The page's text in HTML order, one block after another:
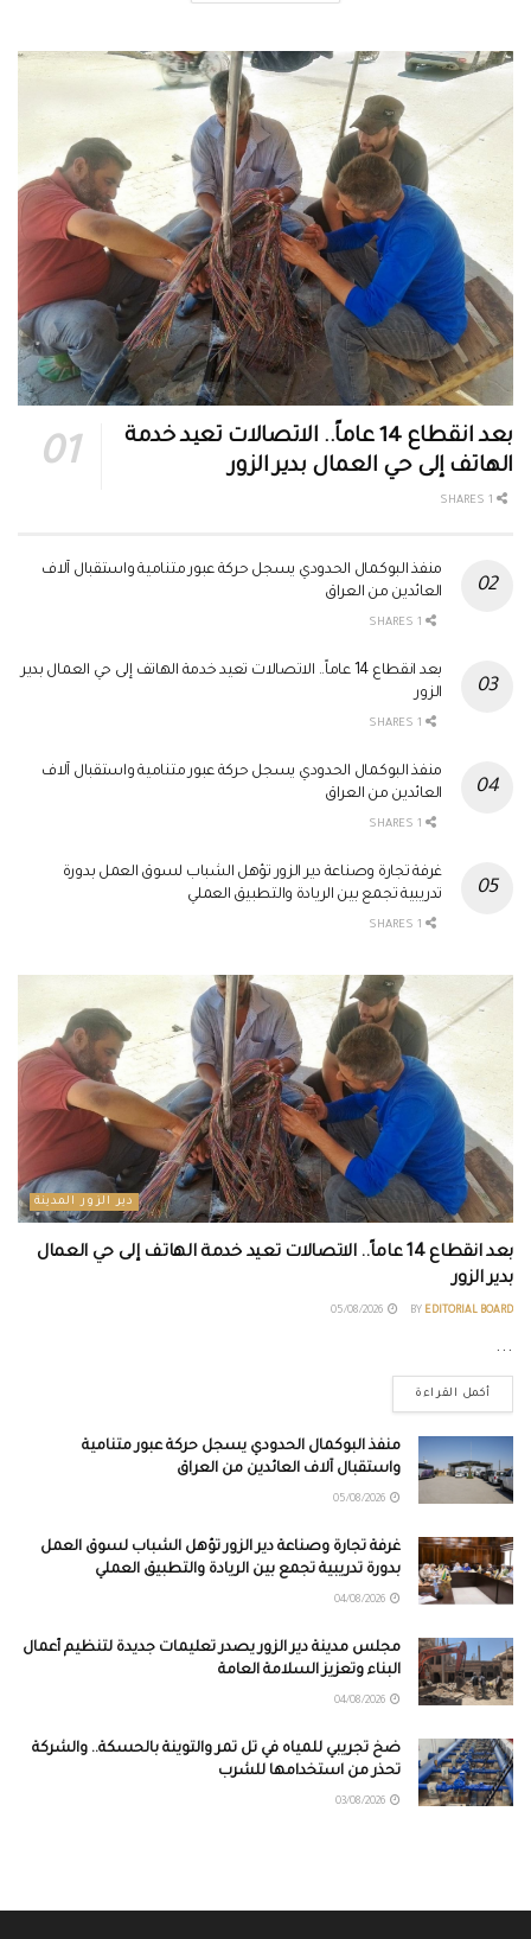
بعد انقطاع 14 عاماً.. الاتصالات تعيد خدمة
الهاتف إلى حي العمال بدير الزور
منفذ البوكمال الحدودي يسجل حركة عبور متنامية واستقبال آلاف
العائدين من العراق
بعد انقطاع 14 عاماً.. الاتصالات تعيد خدمة الهاتف إلى حي العمال بدير
الزور
منفذ البوكمال الحدودي يسجل حركة عبور متنامية واستقبال آلاف
العائدين من العراق
غرفة تجارة وصناعة دير الزور تؤهل الشباب لسوق العمل بدورة
تدريبية تجمع بين الريادة والتطبيق العملي
دير الزور المدينة
بعد انقطاع 14 عاماً.. الاتصالات تعيد خدمة الهاتف إلى حي العمال
بدير الزور
BY EDITORIAL BOARD
...
أكمل القراءة
منفذ البوكمال الحدودي يسجل حركة عبور متنامية
واستقبال آلاف العائدين من العراق
غرفة تجارة وصناعة دير الزور تؤهل الشباب لسوق العمل
بدورة تدريبية تجمع بين الريادة والتطبيق العملي
مجلس مدينة دير الزور يصدر تعليمات جديدة لتنظيم أعمال
البناء وتعزيز السلامة العامة
ضخ تجريبي للمياه في تل تمر والتوينة بالحسكة.. والشركة
تحذر من استخدامها للشرب